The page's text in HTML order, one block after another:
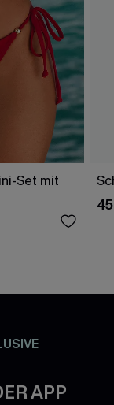
Set mit
APP